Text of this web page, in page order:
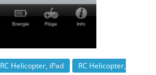
RC Helicopter, iPad
RC Helicopter,